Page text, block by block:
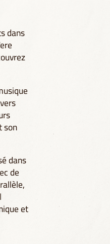
dans
son
dans
de
et